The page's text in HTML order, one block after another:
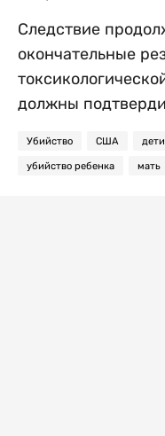
Следствие
окончательные
должны
Убийство США дети
убийство ребенка мать